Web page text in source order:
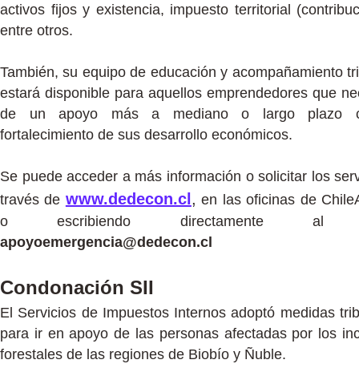
activos fijos y existencia, impuesto territorial
entre otros.
También, su equipo de educación y acompañamiento
estará disponible para aquellos emprendedores que
de un apoyo más a mediano o largo plazo
fortalecimiento de sus desarrollo económicos.
Se puede acceder a más información o solicitar los
través de www.dedecon.cl, en las oficinas de
o escribiendo directamente al
apoyoemergencia@dedecon.cl
Condonación SII
El Servicios de Impuestos Internos adoptó medidas
para ir en apoyo de las personas afectadas por los
forestales de las regiones de Biobío y Ñuble.